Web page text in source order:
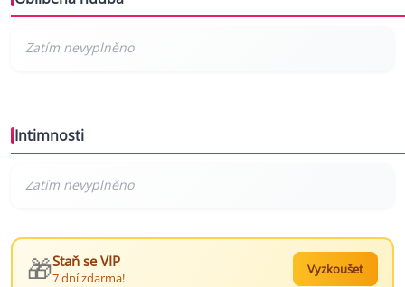
Intimnosti
🎁Staň se VIP
7 dní zdarma!
Vyzkoušet